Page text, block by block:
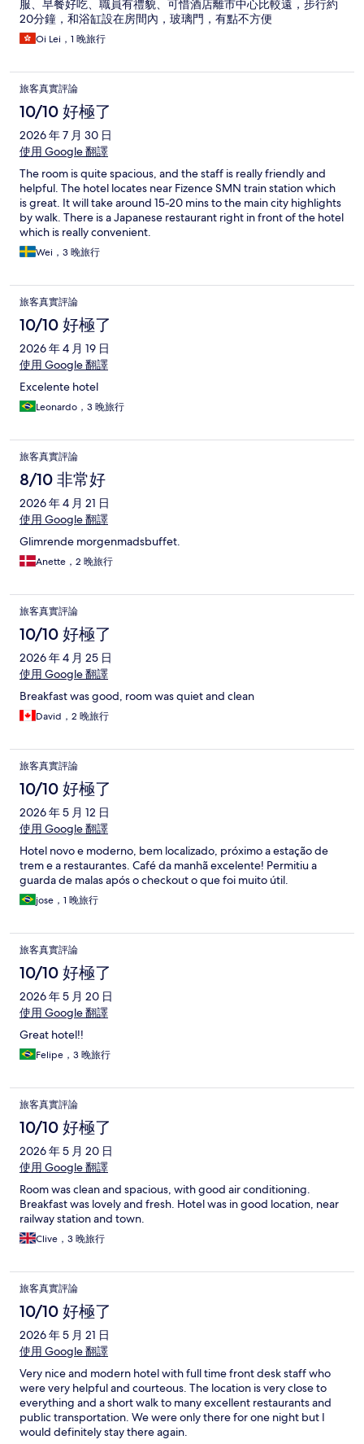
服、早餐好吃、職員有禮貌、可惜酒店離市中心比較遠，步行約
20分鐘，和浴缸設在房間內，玻璃門，有點不方便
Oi Lei，1 晚旅行
旅客真實評論
10/10 好極了
2026 年 7 月 30 日
使用 Google 翻譯
The room is quite spacious, and the staff is really friendly and
helpful. The hotel locates near Fizence SMN train station which
is great. It will take around 15-20 mins to the main city highlights
by walk. There is a Japanese restaurant right in front of the hotel
which is really convenient.
Wei，3 晚旅行
旅客真實評論
10/10 好極了
2026 年 4 月 19 日
使用 Google 翻譯
Excelente hotel
Leonardo，3 晚旅行
旅客真實評論
8/10 非常好
2026 年 4 月 21 日
使用 Google 翻譯
Glimrende morgenmadsbuffet.
Anette，2 晚旅行
旅客真實評論
10/10 好極了
2026 年 4 月 25 日
使用 Google 翻譯
Breakfast was good, room was quiet and clean
David，2 晚旅行
旅客真實評論
10/10 好極了
2026 年 5 月 12 日
使用 Google 翻譯
Hotel novo e moderno, bem localizado, próximo a estação de
trem e a restaurantes. Café da manhã excelente! Permitiu a
guarda de malas após o checkout o que foi muito útil.
jose，1 晚旅行
旅客真實評論
10/10 好極了
2026 年 5 月 20 日
使用 Google 翻譯
Great hotel!!
Felipe，3 晚旅行
旅客真實評論
10/10 好極了
2026 年 5 月 20 日
使用 Google 翻譯
Room was clean and spacious, with good air conditioning.
Breakfast was lovely and fresh. Hotel was in good location, near
railway station and town.
Clive，3 晚旅行
旅客真實評論
10/10 好極了
2026 年 5 月 21 日
使用 Google 翻譯
Very nice and modern hotel with full time front desk staff who
were very helpful and courteous. The location is very close to
everything and a short walk to many excellent restaurants and
public transportation. We were only there for one night but I
would definitely stay there again.